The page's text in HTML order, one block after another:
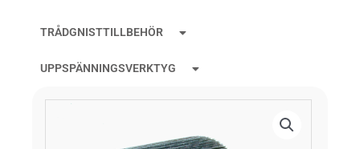
TRÅDGNISTTILLBEHÖR
UPPSPÄNNINGSVERKTYG